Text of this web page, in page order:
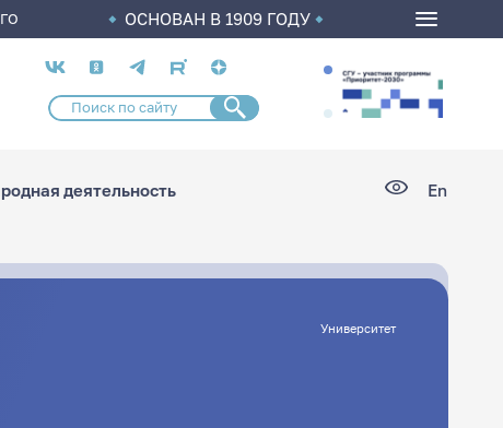
ОСНОВАН В 1909 ГОДУ
Социальные
сети
деятельность En
Университет